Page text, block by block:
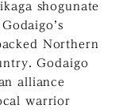
shogunate
Northern
Godaigo
alliance
warrior